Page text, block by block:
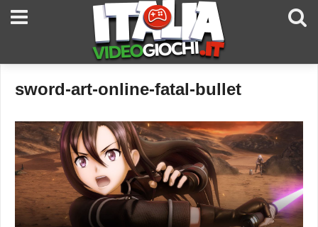
sword-art-online-fatal-bullet